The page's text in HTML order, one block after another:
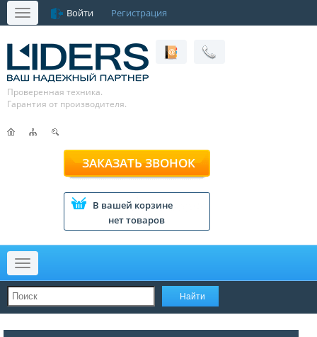
Меню Войти Регистрация
Проверенная техника.
Гарантия от производителя.
ЗАКАЗАТЬ ЗВОНОК
В вашей корзине
нет товаров
Меню